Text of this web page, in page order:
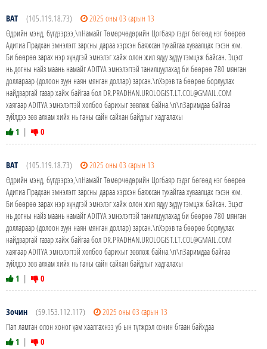
BAT (105.119.18.73)
2025 оны 03 сарын 13
Өдрийн мэнд, бүгдээрээ,\nНамайг Төмөрчөдөрийн Цогбаяр гэдэг бөгөөд нэг бөөрөө
Адитиа Прадхан эмнэлэгт зарсны дараа хэрхэн баяжсан тухайгаа хуваалцах гэсэн юм.
Би бөөрөө зарах нэр хүндтэй эмнэлэг хайж олон жил ядуу зүдүү тэмцэж байсан. Эцэст
нь дотны найз маань намайг ADITYA эмнэлэгтэй танилцуулахад би бөөрөө 780 мянган
доллараар (долоон зуун наян мянган доллар) зарсан.\nХэрэв та бөөрөө борлуулах
найдвартай газар хайж байгаа бол DR.PRADHAN.UROLOGIST.LT.COL@GMAIL.COM
хаягаар ADITYA эмнэлэгтэй холбоо барихыг зөвлөж байна.\n\nЗаримдаа байгаа
зүйлдээ зөв алхам хийх нь таны сайн сайхан байдлыг хадгалахы
1 | 0
BAT (105.119.18.73)
2025 оны 03 сарын 13
Өдрийн мэнд, бүгдээрээ,\nНамайг Төмөрчөдөрийн Цогбаяр гэдэг бөгөөд нэг бөөрөө
Адитиа Прадхан эмнэлэгт зарсны дараа хэрхэн баяжсан тухайгаа хуваалцах гэсэн юм.
Би бөөрөө зарах нэр хүндтэй эмнэлэг хайж олон жил ядуу зүдүү тэмцэж байсан. Эцэст
нь дотны найз маань намайг ADITYA эмнэлэгтэй танилцуулахад би бөөрөө 780 мянган
доллараар (долоон зуун наян мянган доллар) зарсан.\nХэрэв та бөөрөө борлуулах
найдвартай газар хайж байгаа бол DR.PRADHAN.UROLOGIST.LT.COL@GMAIL.COM
хаягаар ADITYA эмнэлэгтэй холбоо барихыг зөвлөж байна.\n\nЗаримдаа байгаа
зүйлдээ зөв алхам хийх нь таны сайн сайхан байдлыг хадгалахы
1 | 0
Зочин (59.153.112.117)
2025 оны 03 сарын 13
Пап ламтан олон хоног үам хаалгахнээ уб ын түгжрэл сонин бгаан байхдаа
1 | 0